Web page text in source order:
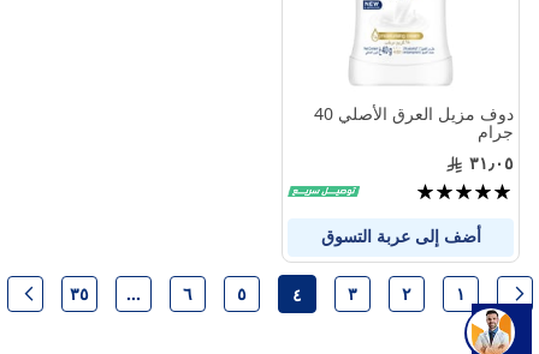
دوف مزيل العرق الأصلي 40
جرام
٣١٫٠٥
تقييم:
أضف إلى عربة التسوق
حقيبةحقيبة
السابق حقيبة١ حقيبة٢ حقيبة٣ حاليا انت تقرأ الصفحة٤ حقيبة٥ حقيبة٦ ... حقيبة٣٥